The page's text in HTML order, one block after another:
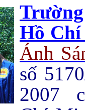
Hồ
Ánh
số
2007